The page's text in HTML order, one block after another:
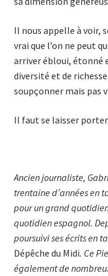
Il nous appelle à voir,
vrai que l’on ne peut
arriver ébloui, étonné
diversité et de
soupçonner mais pas
Il faut se laisser
Ancien journaliste,
trentaine d’années en
pour un grand
quotidien espagnol.
poursuivi ses écrits en
Dépêche du Midi. Ce
également de